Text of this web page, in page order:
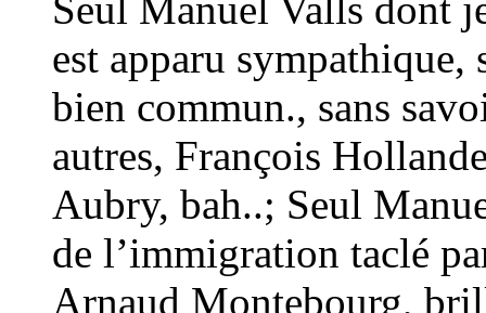
est apparu sympathique,
bien commun., sans
autres, François
Aubry, bah..; Seul
de l’immigration taclé
Arnaud Montebourg,